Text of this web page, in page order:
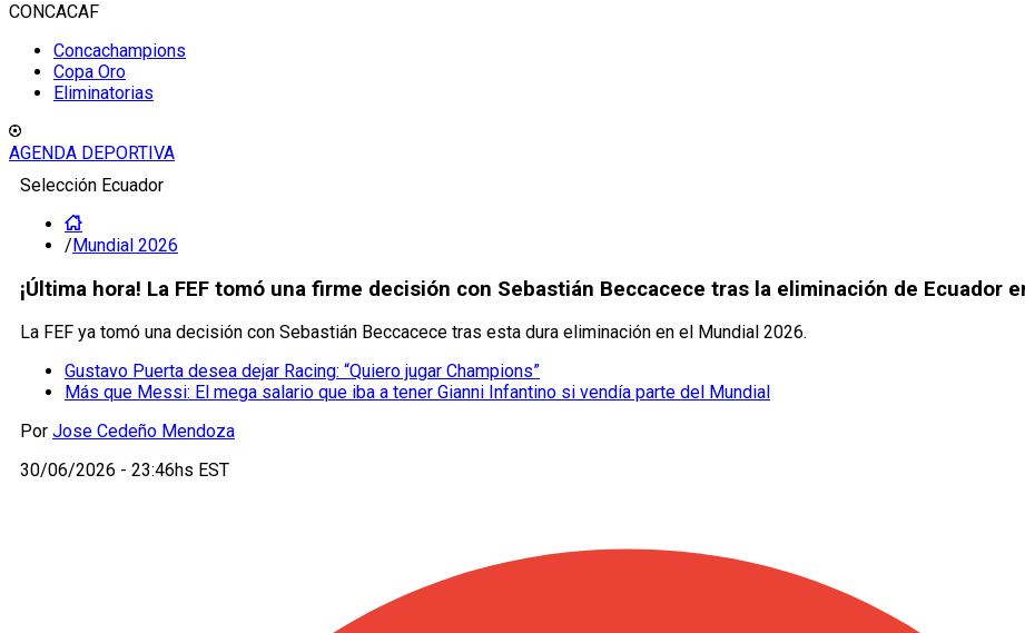
CONCACAF
Concachampions
Copa Oro
Eliminatorias
AGENDA DEPORTIVA
Selección Ecuador
/Mundial 2026
¡Última hora! La FEF tomó una firme decisión con Sebastián Beccacece tras la eliminación de Ecuador
La FEF ya tomó una decisión con Sebastián Beccacece tras esta dura eliminación en el Mundial 2026.
Gustavo Puerta desea dejar Racing: “Quiero jugar Champions”
Más que Messi: El mega salario que iba a tener Gianni Infantino si vendía parte del Mundial
Por Jose Cedeño Mendoza
30/06/2026 - 23:46hs EST